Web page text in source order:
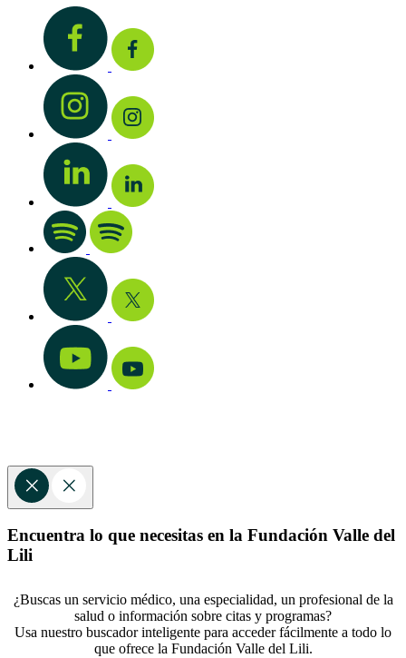
Encuentra lo que necesitas en la Fundación Valle del
Lili
¿Buscas un servicio médico, una especialidad, un profesional de la
salud o información sobre citas y programas?
Usa nuestro buscador inteligente para acceder fácilmente a todo lo
que ofrece la Fundación Valle del Lili.